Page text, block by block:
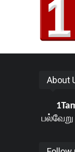
About
பல்வேறு